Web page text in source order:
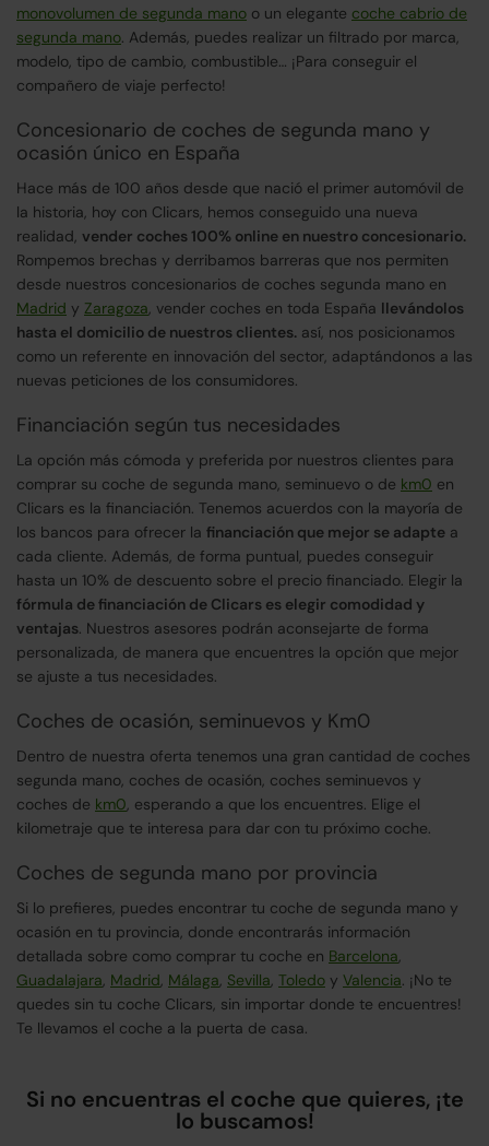
monovolumen de segunda mano o un elegante coche cabrio de
segunda mano. Además, puedes realizar un filtrado por marca,
modelo, tipo de cambio, combustible… ¡Para conseguir el
compañero de viaje perfecto!
Concesionario de coches de segunda mano y
ocasión único en España
Hace más de 100 años desde que nació el primer automóvil de
la historia, hoy con Clicars, hemos conseguido una nueva
realidad, vender coches 100% online en nuestro concesionario.
Rompemos brechas y derribamos barreras que nos permiten
desde nuestros concesionarios de coches segunda mano en
Madrid y Zaragoza, vender coches en toda España llevándolos
hasta el domicilio de nuestros clientes. así, nos posicionamos
como un referente en innovación del sector, adaptándonos a las
nuevas peticiones de los consumidores.
Financiación según tus necesidades
La opción más cómoda y preferida por nuestros clientes para
comprar su coche de segunda mano, seminuevo o de km0 en
Clicars es la financiación. Tenemos acuerdos con la mayoría de
los bancos para ofrecer la financiación que mejor se adapte a
cada cliente. Además, de forma puntual, puedes conseguir
hasta un 10% de descuento sobre el precio financiado. Elegir la
fórmula de financiación de Clicars es elegir comodidad y
ventajas. Nuestros asesores podrán aconsejarte de forma
personalizada, de manera que encuentres la opción que mejor
se ajuste a tus necesidades.
Coches de ocasión, seminuevos y Km0
Dentro de nuestra oferta tenemos una gran cantidad de coches
segunda mano, coches de ocasión, coches seminuevos y
coches de km0, esperando a que los encuentres. Elige el
kilometraje que te interesa para dar con tu próximo coche.
Coches de segunda mano por provincia
Si lo prefieres, puedes encontrar tu coche de segunda mano y
ocasión en tu provincia, donde encontrarás información
detallada sobre como comprar tu coche en Barcelona,
Guadalajara, Madrid, Málaga, Sevilla, Toledo y Valencia. ¡No te
quedes sin tu coche Clicars, sin importar donde te encuentres!
Te llevamos el coche a la puerta de casa.
Si no encuentras el coche que quieres, ¡te
lo buscamos!